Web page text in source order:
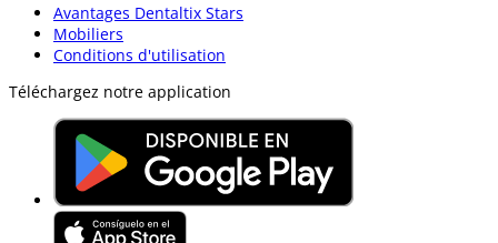
Avantages Dentaltix Stars
Mobiliers
Conditions d'utilisation
Téléchargez notre application